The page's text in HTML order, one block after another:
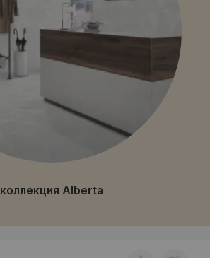
коллекция Alberta